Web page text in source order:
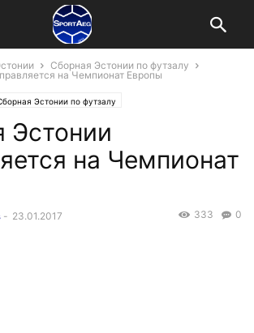
Сборная Эстонии по футзалу
на Чемпионат Европы
Эстонии по футзалу
Эстонии
на Чемпионат
- 23.01.2017 0
333